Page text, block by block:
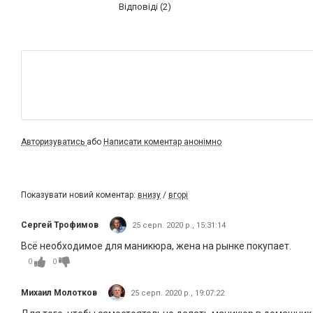
Відповіді (2)
Авторизуватись або Написати коментар анонімно
Показувати новий коментар: внизу / вгорі
Сергей Трофимов 25 серп. 2020 р., 15:31:14
Всё необходимое для маникюра, жена на рынке покупает.
0 0
Михаил Молотков 25 серп. 2020 р., 19:07:22